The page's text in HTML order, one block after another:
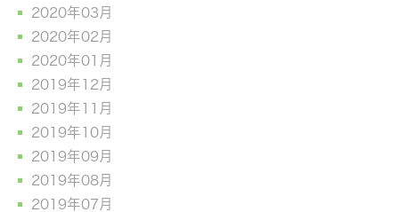
2020年03月
2020年02月
2020年01月
2019年12月
2019年11月
2019年10月
2019年09月
2019年08月
2019年07月